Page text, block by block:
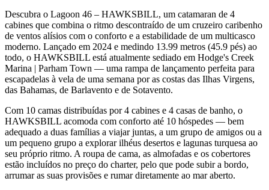
Descubra o Lagoon 46 – HAWKSBILL, um catamaran de 4
cabines que combina o ritmo descontraído de um cruzeiro caribenho
de ventos alísios com o conforto e a estabilidade de um multicasco
moderno. Lançado em 2024 e medindo 13.99 metros (45.9 pés) ao
todo, o HAWKSBILL está atualmente sediado em Hodge's Creek
Marina | Parham Town — uma rampa de lançamento perfeita para
escapadelas à vela de uma semana por as costas das Ilhas Virgens,
das Bahamas, de Barlavento e de Sotavento.
Com 10 camas distribuídas por 4 cabines e 4 casas de banho, o
HAWKSBILL acomoda com conforto até 10 hóspedes — bem
adequado a duas famílias a viajar juntas, a um grupo de amigos ou a
um pequeno grupo a explorar ilhéus desertos e lagunas turquesa ao
seu próprio ritmo. A roupa de cama, as almofadas e os cobertores
estão incluídos no preço do charter, pelo que pode subir a bordo,
arrumar as suas provisões e rumar diretamente ao mar aberto.